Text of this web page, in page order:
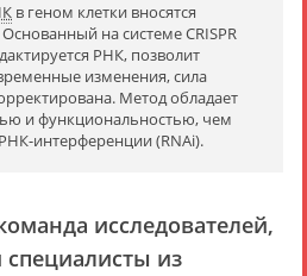
в геном клетки вносятся
на системе CRISPR
РНК, позволит
изменения, сила
Метод обладает
и функциональностью, чем
интерференции (RNAi).
исследователей,
из